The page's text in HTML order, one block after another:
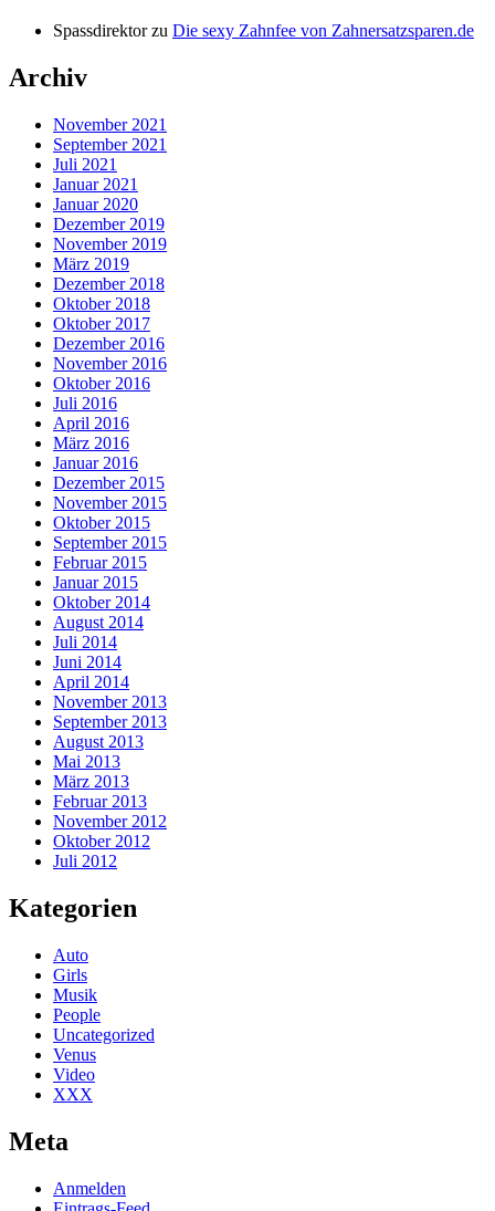
Spassdirektorzu Die sexy Zahnfee von Zahnersatzsparen.de
Archiv
November 2021
September 2021
Juli 2021
Januar 2021
Januar 2020
Dezember 2019
November 2019
März 2019
Dezember 2018
Oktober 2018
Oktober 2017
Dezember 2016
November 2016
Oktober 2016
Juli 2016
April 2016
März 2016
Januar 2016
Dezember 2015
November 2015
Oktober 2015
September 2015
Februar 2015
Januar 2015
Oktober 2014
August 2014
Juli 2014
Juni 2014
April 2014
November 2013
September 2013
August 2013
Mai 2013
März 2013
Februar 2013
November 2012
Oktober 2012
Juli 2012
Kategorien
Auto
Girls
Musik
People
Uncategorized
Venus
Video
XXX
Meta
Anmelden